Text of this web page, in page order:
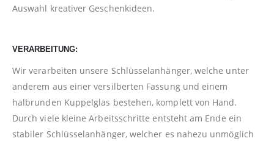
Auswahl kreativer Geschenkideen.
VERARBEITUNG:
Wir verarbeiten unsere Schlüsselanhänger, welche unter
anderem aus einer versilberten Fassung und einem
halbrunden Kuppelglas bestehen, komplett von Hand.
Durch viele kleine Arbeitsschritte entsteht am Ende ein
stabiler Schlüsselanhänger, welcher es nahezu unmöglich